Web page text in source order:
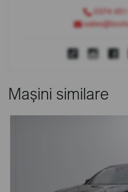
0374 451
Mașini similare